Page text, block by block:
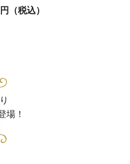
（税込）
場！